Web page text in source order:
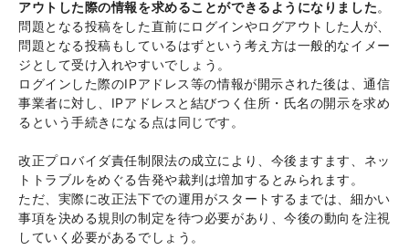
アウトした際の情報を求めることができるようになりました。
問題となる投稿をした直前にログインやログアウトした人が、
問題となる投稿もしているはずという考え方は一般的なイメー
ジとして受け入れやすいでしょう。
ログインした際のIPアドレス等の情報が開示された後は、通信
事業者に対し、IPアドレスと結びつく住所・氏名の開示を求め
るという手続きになる点は同じです。
改正プロバイダ責任制限法の成立により、今後ますます、ネッ
トトラブルをめぐる告発や裁判は増加するとみられます。
ただ、実際に改正法下での運用がスタートするまでは、細かい
事項を決める規則の制定を待つ必要があり、今後の動向を注視
していく必要があるでしょう。